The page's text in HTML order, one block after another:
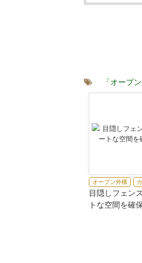
「オープ
オープン外構
目隠しフェン
トな空間を